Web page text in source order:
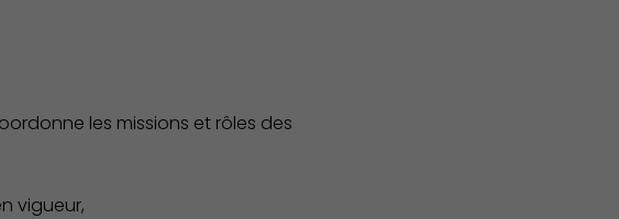
les missions et rôles des
vigueur,